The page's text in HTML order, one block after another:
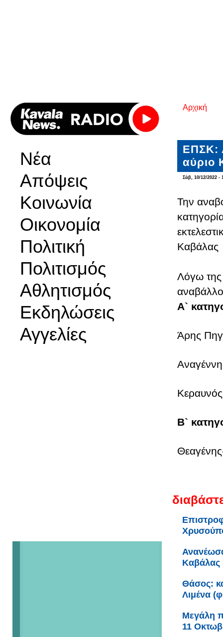
Νέα
Απόψεις
Κοινωνία
Οικονομία
Πολιτική
Πολιτισμός
Αθλητισμός
Εκδηλώσεις
Αγγελίες
Είστε
Αρχική
ΕΠΣΚ:
αύριο
Σάβ, 10/12/2022 -
Την
Καβάλας
Λόγω της
Α`
Άρης
Β`
Καβάλας
Θάσος:
Λιμένα
Μεγάλη
11